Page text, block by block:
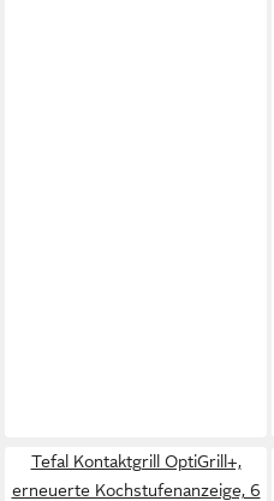
Tefal Kontaktgrill OptiGrill+,
erneuerte Kochstufenanzeige, 6